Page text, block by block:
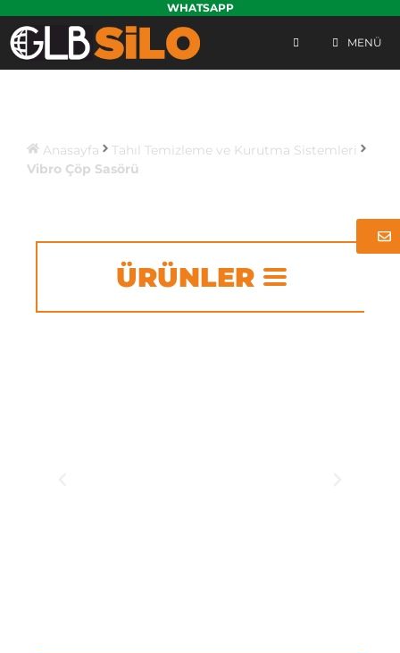
WHATSAPP
MENÜ
Anasayfa
Tahıl Temizleme ve Kurutma Sistemleri
Vibro Çöp Sasörü
ÜRÜNLER